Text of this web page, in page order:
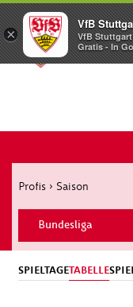
Profis › Saison
Bundesliga
DFB-Pokal
SPIELTAGETABELLE
×
VfB
VfB Stuttgart
Gratis - In